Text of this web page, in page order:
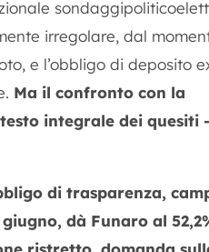
irregolare, dal
e l’obbligo di deposito
Ma il confronto con la
integrale dei quesiti
di trasparenza,
dà Funaro al